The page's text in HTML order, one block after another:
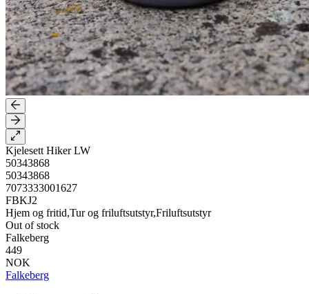
Kjelesett Hiker LW
50343868
50343868
7073333001627
FBKJ2
Hjem og fritid,Tur og friluftsutstyr,Friluftsutstyr
Out of stock
Falkeberg
449
NOK
Falkeberg